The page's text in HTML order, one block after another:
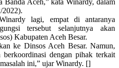
2022).
lagi, empat di antaranya
tersebut selanjutnya akan
Kabupaten Aceh Besar.
ke Dinsos Aceh Besar. Namun,
dengan pihak terkait
ini,” ujar Winardy. []